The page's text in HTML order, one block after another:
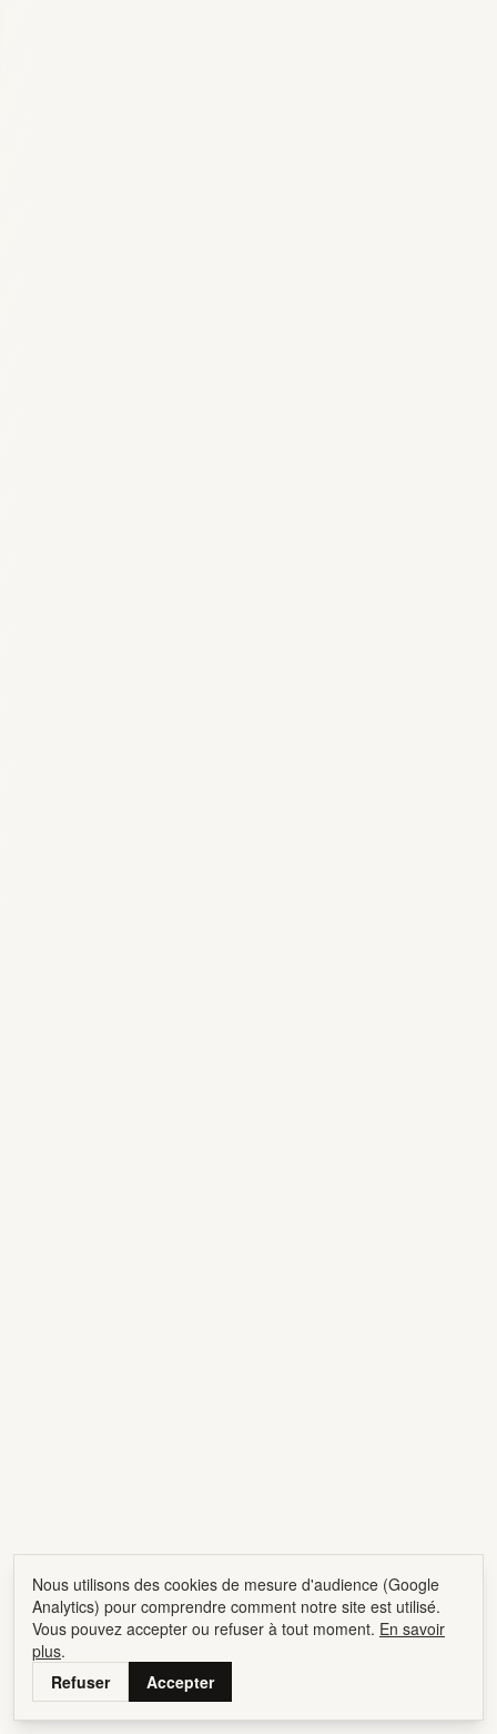
Nous utilisons des cookies de mesure d'audience (Google
Analytics) pour comprendre comment notre site est utilisé.
Vous pouvez accepter ou refuser à tout moment. En savoir
plus.
Refuser
Accepter